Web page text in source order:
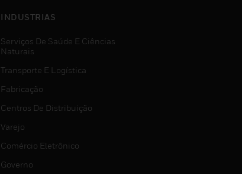
INDUSTRIAS
Serviços De Saúde E Ciências
Naturais
Transporte E Logística
Fabricação
Centros De Distribuição
Varejo
Comércio Eletrônico
Governo